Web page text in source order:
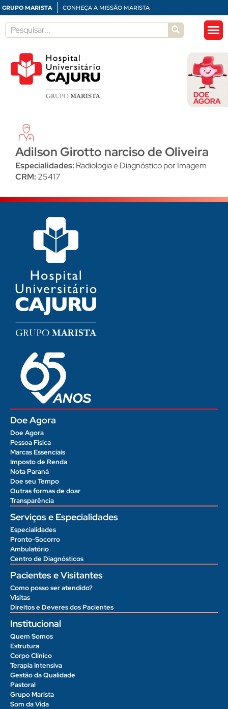
GRUPO MARISTA CONHEÇA A MISSÃO MARISTA
Adilson Girotto narciso de Oliveira
Especialidades: Radiologia e Diagnóstico por Imagem
CRM: 25417
Doe Agora
Doe Agora
Pessoa Física
Marcas Essenciais
Imposto de Renda
Nota Paraná
Doe seu Tempo
Outras formas de doar
Transparência
Serviços e Especialidades
Especialidades
Pronto-Socorro
Ambulatório
Centro de Diagnósticos
Pacientes e Visitantes
Como posso ser atendido?
Visitas
Direitos e Deveres dos Pacientes
Institucional
Quem Somos
Estrutura
Corpo Clínico
Terapia Intensiva
Gestão da Qualidade
Pastoral
Grupo Marista
Som da Vida